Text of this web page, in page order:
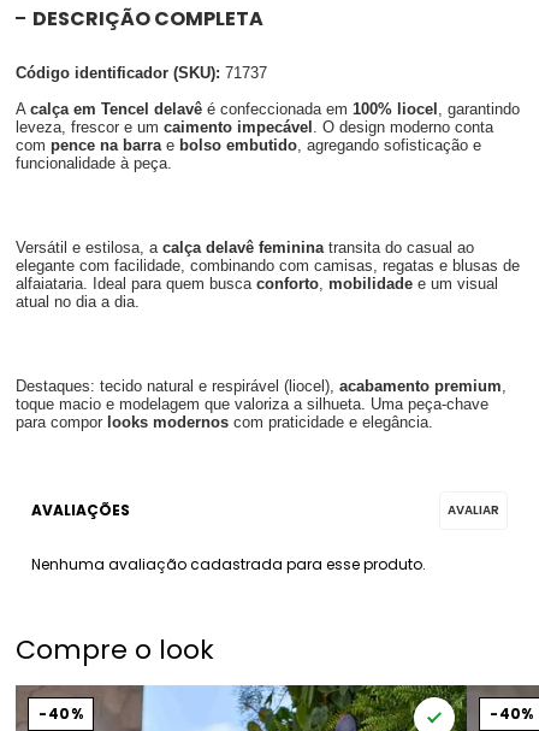
DESCRIÇÃO COMPLETA
Código identificador (SKU): 71737
Acalça em Tencel delavê é confeccionada em100% liocel , garantindo
leveza, frescor e umcaimento impecável . O design moderno conta
compence na barrae bolso embutido, agregando sofisticação e
funcionalidade à peça.
Versátil e estilosa, acalça delavê femininatransita do casual ao
elegante com facilidade, combinando com camisas, regatas e blusas de
alfaiataria. Ideal para quem buscaconforto,mobilidade e um visual
atual no dia a dia.
Destaques: tecido natural e respirável (liocel),acabamento premium,
toque macio e modelagem que valoriza a silhueta. Uma peça-chave
para compor looks modernos com praticidade e elegância.
Nenhuma avaliação cadastrada para esse produto.
Compre o look
40% 40%